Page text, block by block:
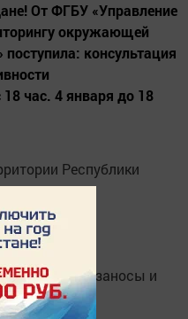
От ФГБУ «Управление
окружающей
консультация
18 час. 4 января до 18
Республики
снег;
м/с;
снежные заносы и